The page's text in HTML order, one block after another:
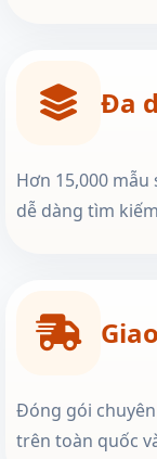
Đa
Hơn 15,000 mẫu
dễ dàng tìm
Đóng gói
trên toàn quốc